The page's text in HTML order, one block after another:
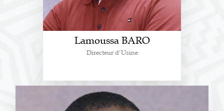
Lamoussa BARO
Directeur d’Usine